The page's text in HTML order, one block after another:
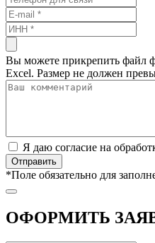
Вы можете прикрепить файл
Excel. Размер не должен
Я даю согласие на
*Поле обязательно для
ОФОРМИТЬ